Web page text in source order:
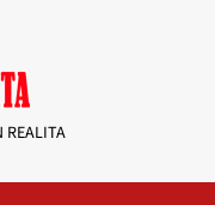
REALITA